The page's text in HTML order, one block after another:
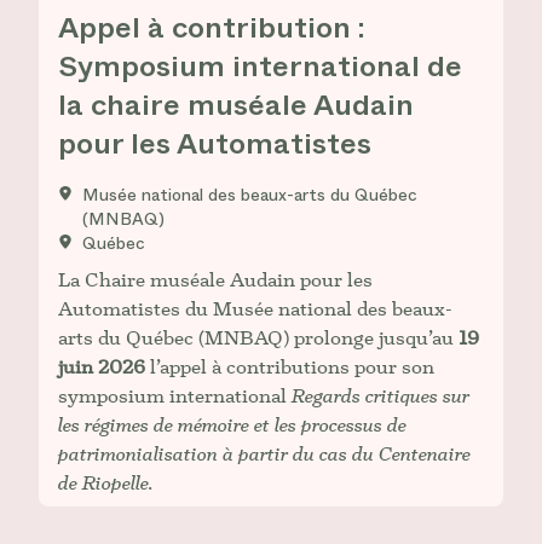
Appel à contribution :
Symposium international de
la chaire muséale Audain
pour les Automatistes
Musée national des beaux-arts du Québec
(MNBAQ)
Québec
La Chaire muséale Audain pour les
Automatistes du Musée national des beaux-
arts du Québec (MNBAQ) prolonge jusqu’au 19
juin 2026 l’appel à contributions pour son
symposium international Regards critiques sur
les régimes de mémoire et les processus de
patrimonialisation à partir du cas du Centenaire
de Riopelle.